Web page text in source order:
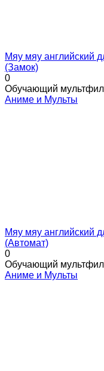
Мяу мяу английский
(Замок)
0
Обучающий
Аниме и Мульты
Мяу мяу английский
(Автомат)
0
Обучающий
Аниме и Мульты